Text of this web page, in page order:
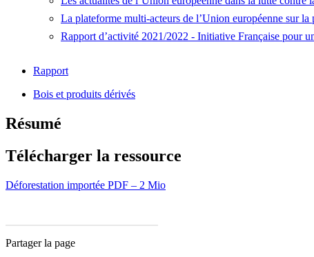
La plateforme multi-acteurs de l’Union européenne sur la
Rapport d’activité 2021/2022 - Initiative Française pour
Rapport
Bois et produits dérivés
Résumé
Télécharger la ressource
Déforestation importée PDF – 2 Mio
Partager la page